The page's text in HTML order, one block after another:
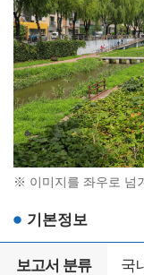
※ 이미지를 좌우로 넘
기본정보
보고서 분류 국